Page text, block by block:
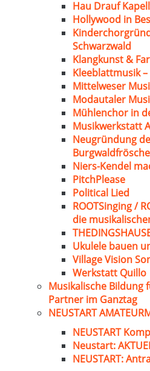
Hau Drauf
Hollywood in
Schwarzwald
Klangkunst &
Kleeblattmusik
Mittelweser
Modautaler
Mühlenchor in
Musikwerkstatt
Neugründung
Niers-Kendel
PitchPlease
Political Lied
ROOTSinging /
die
Ukulele bauen
Village Vision
Werkstatt Quillo
Musikalische Bildung
Partner im Ganztag
NEUSTART
NEUSTART
Neustart:
NEUSTART: